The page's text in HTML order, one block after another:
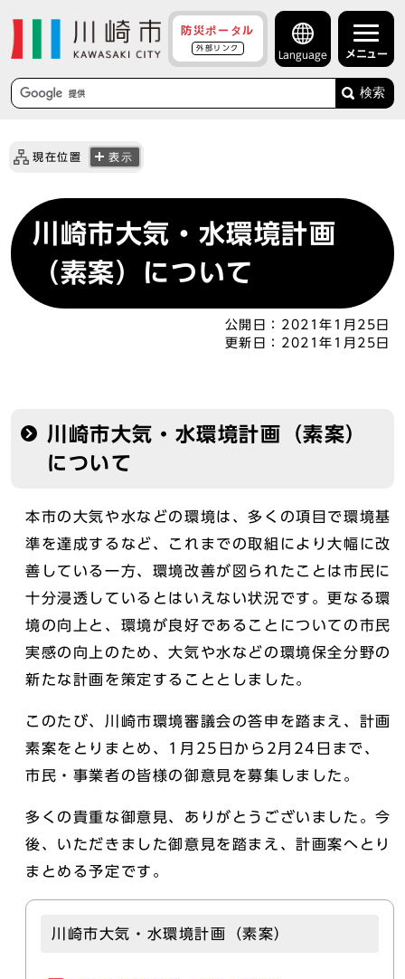
防災ポータル
外部リンク
Language メニュー
検索
現在位置 表示
川崎市大気・水環境計画
（素案）について
公開日： 2021年1月25日
更新日： 2021年1月25日
川崎市大気・水環境計画（素案）
について
本市の大気や水などの環境は、多くの項目で環境基
準を達成するなど、これまでの取組により大幅に改
善している一方、環境改善が図られたことは市民に
十分浸透しているとはいえない状況です。更なる環
境の向上と、環境が良好であることについての市民
実感の向上のため、大気や水などの環境保全分野の
新たな計画を策定することとしました。
このたび、川崎市環境審議会の答申を踏まえ、計画
素案をとりまとめ、1月25日から2月24日まで、
市民・事業者の皆様の御意見を募集しました。
多くの貴重な御意見、ありがとうございました。今
後、いただきました御意見を踏まえ、計画案へとり
まとめる予定です。
川崎市大気・水環境計画（素案）